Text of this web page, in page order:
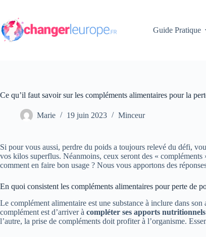
contenu
Guide Pratique
Ce qu’il faut savoir sur les compléments alimentaires pour la
Marie 19 juin 2023 Minceur
Si pour vous aussi, perdre du poids a toujours relevé du défi,
vos kilos superflus. Néanmoins, ceux seront des « compléments
comment en faire bon usage ? Nous vous apportons des
En quoi consistent les compléments alimentaires pour perte de
Le complément alimentaire est une substance à inclure dans
complément est d’arriver à compléter ses apports
l’autre, la prise de compléments doit profiter à l’organisme.